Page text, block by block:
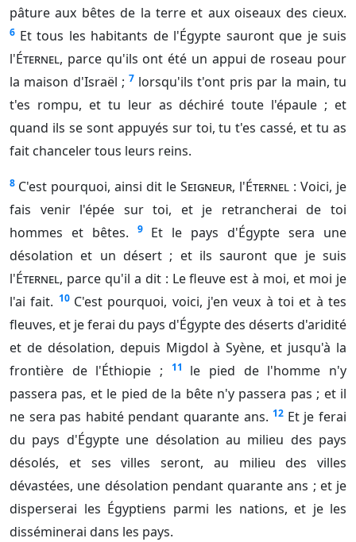
pâture aux bêtes de la terre et aux oiseaux des cieux.
6 Et tous les habitants de l'Égypte sauront que je suis
l'Éternel, parce qu'ils ont été un appui de roseau pour
la maison d'Israël ; 7 lorsqu'ils t'ont pris par la main, tu
t'es rompu, et tu leur as déchiré toute l'épaule ; et
quand ils se sont appuyés sur toi, tu t'es cassé, et tu as
fait chanceler tous leurs reins.
8 C'est pourquoi, ainsi dit le Seigneur, l'Éternel : Voici, je
fais venir l'épée sur toi, et je retrancherai de toi
hommes et bêtes.
9
Et le pays d'Égypte sera une
désolation et un désert ; et ils sauront que je suis
l'Éternel, parce qu'il a dit : Le fleuve est à moi, et moi je
l'ai fait. 10 C'est pourquoi, voici, j'en veux à toi et à tes
fleuves, et je ferai du pays d'Égypte des déserts d'aridité
et de désolation, depuis Migdol à Syène, et jusqu'à la
frontière de l'Éthiopie ;
11
le pied de l'homme n'y
passera pas, et le pied de la bête n'y passera pas ; et il
ne sera pas habité pendant quarante ans. 12 Et je ferai
du pays d'Égypte une désolation au milieu des pays
désolés, et ses villes seront, au milieu des villes
dévastées, une désolation pendant quarante ans ; et je
disperserai les Égyptiens parmi les nations, et je les
disséminerai dans les pays.